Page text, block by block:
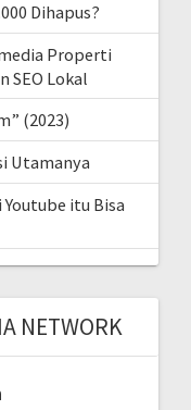
Dihapus?
Properti
SEO Lokal
(2023)
Utamanya
itu Bisa
NETWORK